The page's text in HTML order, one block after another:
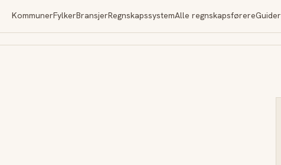
KommunerFylkerBransjerRegnskapssystemAlle regnskapsførereGuider